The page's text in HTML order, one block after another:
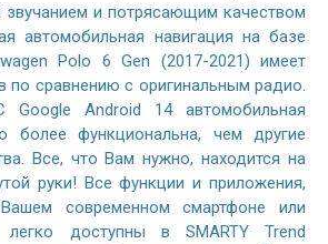
и потрясающим качеством
автомобильная навигация на базе
Polo 6 Gen (2017-2021) имеет
по сравнению с оригинальным радио.
Google Android 14 автомобильная
более функциональна, чем другие
Все, что Вам нужно, находится на
руки! Все функции и приложения,
современном смартфоне или
легко доступны в SMARTY Trend